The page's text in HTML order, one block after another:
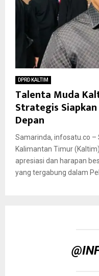
DPRD KALTIM
Talenta Muda
Strategis
Depan
Samarinda, infosatu.co –
Kalimantan Timur
apresiasi dan harapan
yang tergabung dalam